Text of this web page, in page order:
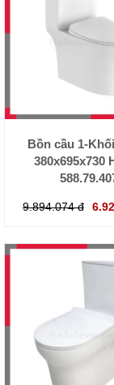
Bồn cầu 1-
380x695x730
9.894.074 đ